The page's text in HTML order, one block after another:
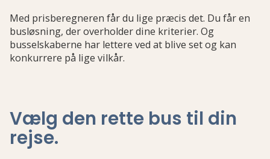
Med prisberegneren får du lige præcis det. Du får en
busløsning, der overholder dine kriterier. Og
busselskaberne har lettere ved at blive set og kan
konkurrere på lige vilkår.
Vælg den rette bus til din
rejse.